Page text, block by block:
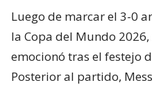
Luego de marcar el 3-0
la Copa del Mundo
emocionó tras el festejo
Posterior al partido,